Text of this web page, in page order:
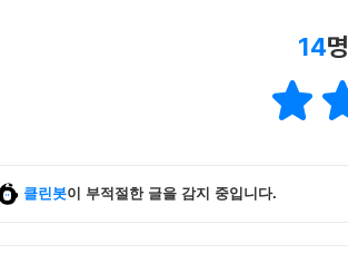
14
클린봇이 부적절한 글을 감지 중입니다.